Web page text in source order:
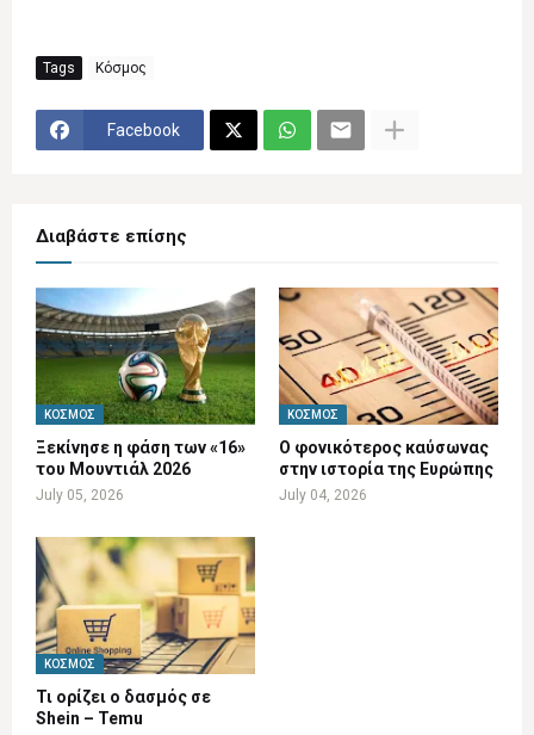
Tags Κόσμος
Facebook
Διαβάστε επίσης
ΚΌΣΜΟΣ
Ξεκίνησε η φάση των «16»
του Μουντιάλ 2026
July 05, 2026
ΚΌΣΜΟΣ
Ο φονικότερος καύσωνας
στην ιστορία της Ευρώπης
July 04, 2026
ΚΌΣΜΟΣ
Τι ορίζει ο δασμός σε
Shein – Temu